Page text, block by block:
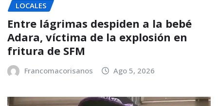
LOCALES
Entre lágrimas despiden a la bebé
Adara, víctima de la explosión en
fritura de SFM
Francomacorisanos Ago 5, 2026